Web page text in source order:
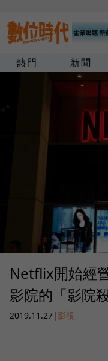
熱門 新聞
Netflix開始經
影院的「影院
2019.11.27| 影視